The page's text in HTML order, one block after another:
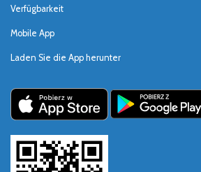
Verfügbarkeit
Mobile App
Laden Sie die App herunter